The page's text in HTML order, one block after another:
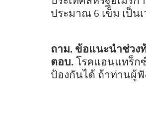
ประมาณ 6 เข็ม เป็น
ถาม. ข้อแนะนำช่วง
ตอบ. โรคแอนแทร็ก
ป้องกันได้ ถ้าท่านผู้